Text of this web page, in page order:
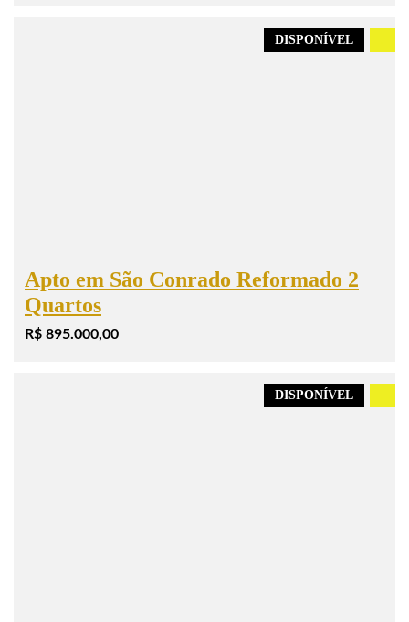
DISPONÍVEL
Apto em São Conrado Reformado 2
Quartos
R$ 895.000,00
DISPONÍVEL